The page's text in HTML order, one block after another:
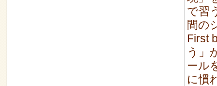
で習
間の
First
う」
ール
に慣